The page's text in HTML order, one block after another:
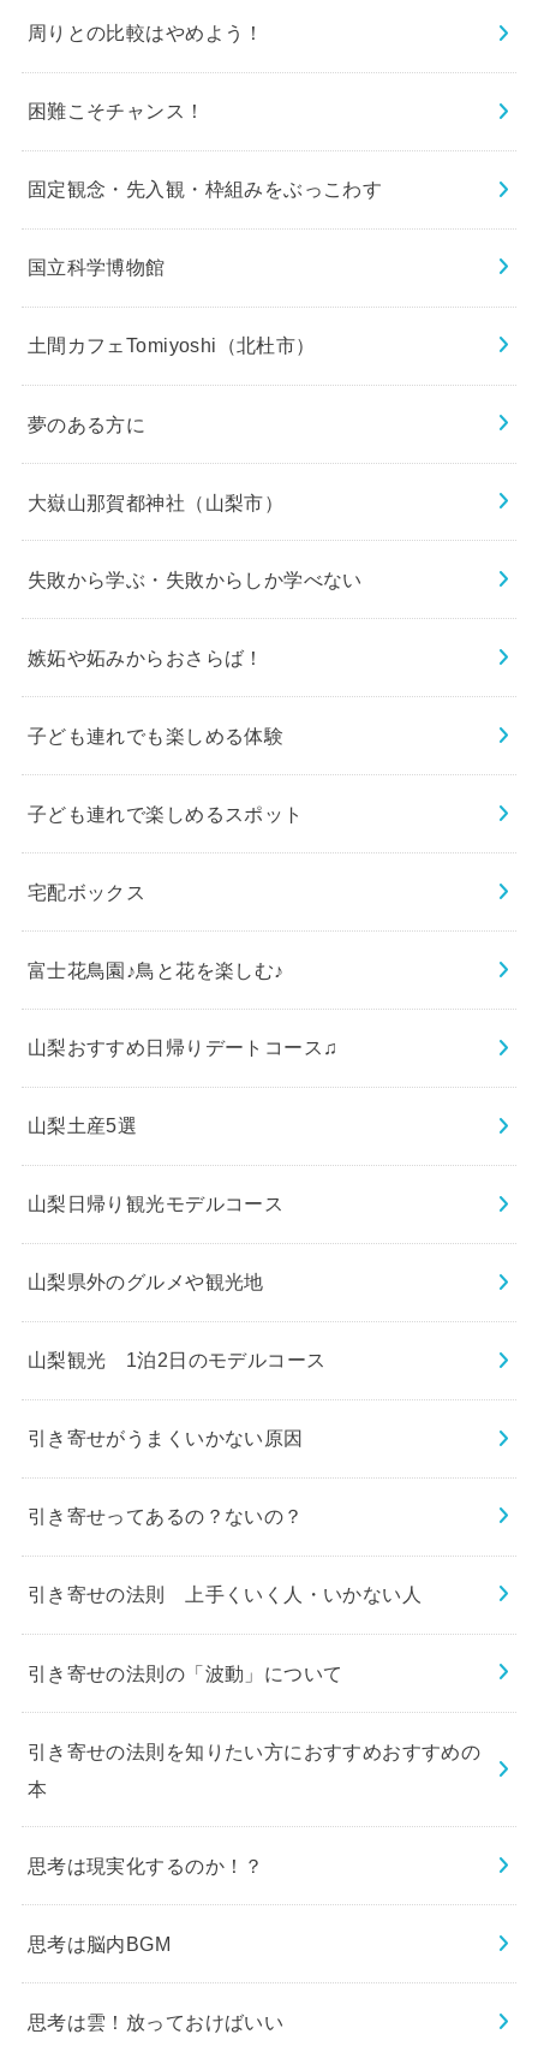
周りとの比較はやめよう！
困難こそチャンス！
固定観念・先入観・枠組みをぶっこわす
国立科学博物館
土間カフェTomiyoshi（北杜市）
夢のある方に
大嶽山那賀都神社（山梨市）
失敗から学ぶ・失敗からしか学べない
嫉妬や妬みからおさらば！
子ども連れでも楽しめる体験
子ども連れで楽しめるスポット
宅配ボックス
富士花鳥園♪鳥と花を楽しむ♪
山梨おすすめ日帰りデートコース♫
山梨土産5選
山梨日帰り観光モデルコース
山梨県外のグルメや観光地
山梨観光 1泊2日のモデルコース
引き寄せがうまくいかない原因
引き寄せってあるの？ないの？
引き寄せの法則 上手くいく人・いかない人
引き寄せの法則の「波動」について
引き寄せの法則を知りたい方におすすめおすすめの
本
思考は現実化するのか！？
思考は脳内BGM
思考は雲！放っておけばいい